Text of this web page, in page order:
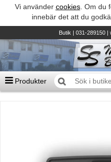
Vi använder cookies. Om du
innebär det att du
Butik| 031-289150 |
Produkter
Suzuki - Utombordare